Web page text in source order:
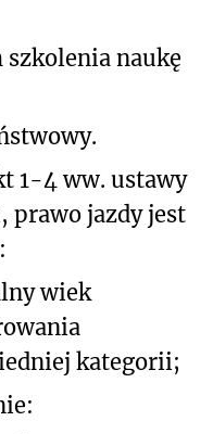
szkolenia naukę
1-4 ww. ustawy
prawo jazdy jest
wiek
kategorii;